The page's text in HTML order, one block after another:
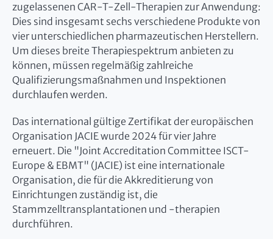
zugelassenen CAR-T-Zell-Therapien zur Anwendung:
Dies sind insgesamt sechs verschiedene Produkte von
vier unterschiedlichen pharmazeutischen Herstellern.
Um dieses breite Therapiespektrum anbieten zu
können, müssen regelmäßig zahlreiche
Qualifizierungsmaßnahmen und Inspektionen
durchlaufen werden.
Das international gültige Zertifikat der europäischen
Organisation JACIE wurde 2024 für vier Jahre
erneuert. Die "Joint Accreditation Committee ISCT-
Europe & EBMT" (JACIE) ist eine internationale
Organisation, die für die Akkreditierung von
Einrichtungen zuständig ist, die
Stammzelltransplantationen und -therapien
durchführen.